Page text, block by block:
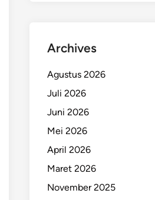
Archives
Agustus 2026
Juli 2026
Juni 2026
Mei 2026
April 2026
Maret 2026
November 2025